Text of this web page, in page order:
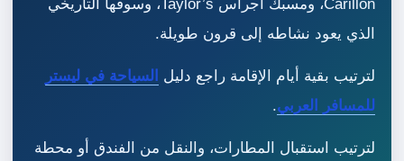
Carillon، ومسبك أجراس Taylor’s، وسوقها التاريخي
الذي يعود نشاطه إلى قرون طويلة.
لترتيب بقية أيام الإقامة راجع دليل السياحة في ليستر
للمسافر العربي.
لترتيب استقبال المطارات، والنقل من الفندق أو محطة